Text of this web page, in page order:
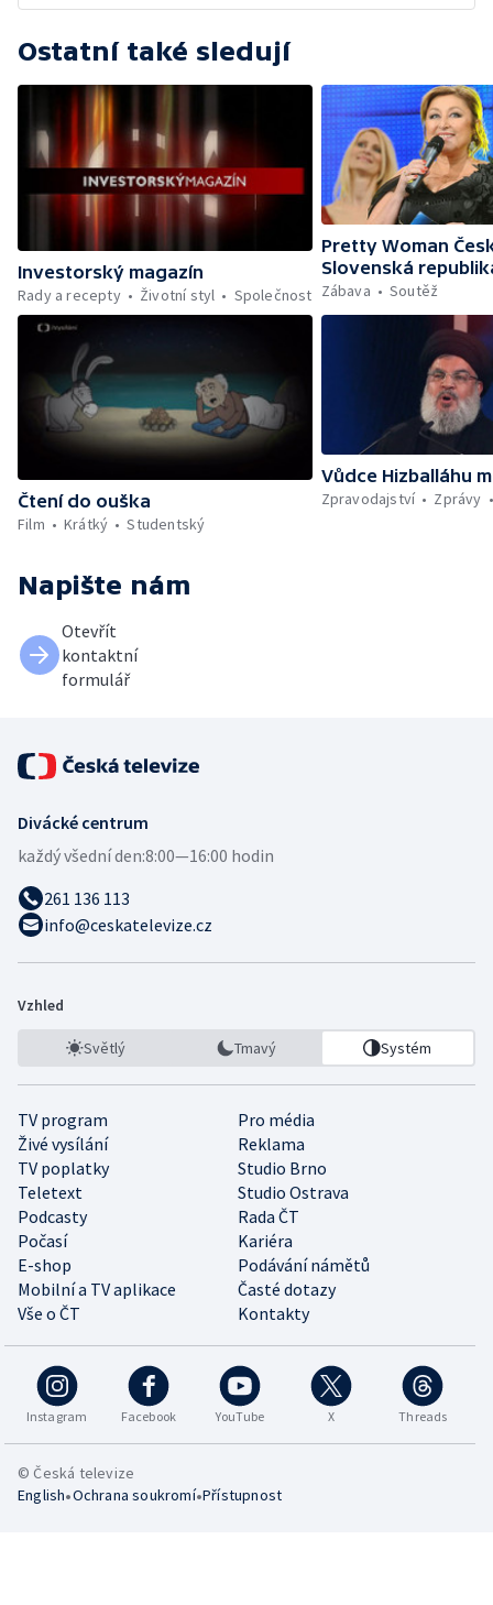
Ostatní také sledují
Investorský magazín
Rady a recepty
Životní styl Společnost
Pretty Woman
Slovenská
Zábava
Soutěž
Čtení do ouška
Film
Krátký Studentský
Vůdce Hizballáhu
Zpravodajství
Zprávy
Napište nám
Otevřít
kontaktní
formulář
Divácké centrum
každý všední den:8:00—16:00 hodin
261 136 113
info@ceskatelevize.cz
Vzhled
Světlý Tmavý Systém
TV program
Pro média
Živé vysílání
Reklama
TV poplatky
Studio Brno
Teletext
Studio Ostrava
Podcasty
Rada ČT
Počasí
Kariéra
E-shop
Podávání námětů
Mobilní a TV aplikace
Časté dotazy
Vše o ČT
Kontakty
Instagram Facebook YouTube X Threads
© Česká televize
English•Ochrana soukromí•Přístupnost